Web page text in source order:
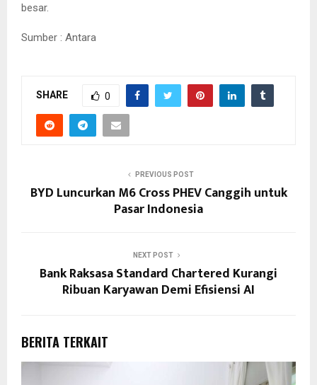
besar.
Sumber : Antara
SHARE 0
PREVIOUS POST
BYD Luncurkan M6 Cross PHEV Canggih untuk
Pasar Indonesia
NEXT POST
Bank Raksasa Standard Chartered Kurangi
Ribuan Karyawan Demi Efisiensi AI
BERITA TERKAIT